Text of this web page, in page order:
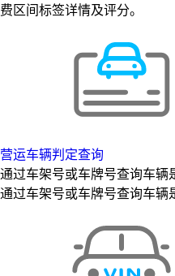
费区间标签详情及评分。
营运车辆判定查询
通过车架号或车牌号查询车辆
通过车架号或车牌号查询车辆